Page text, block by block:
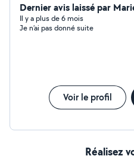
Dernier avis laissé par
Il y a plus de 6 mois
Je n’ai pas donné suite
Voir le profil
Réalisez